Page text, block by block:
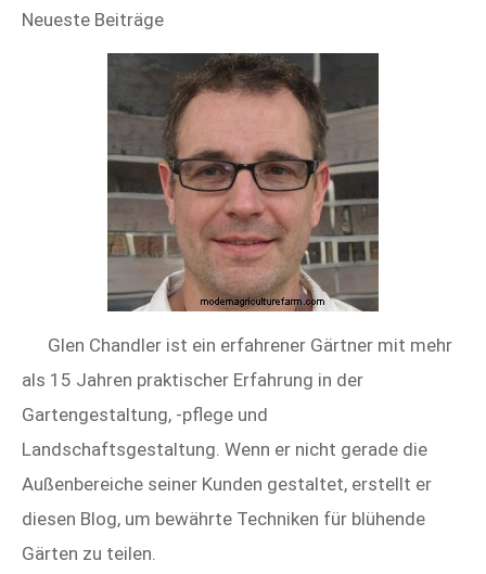
Neueste Beiträge
Glen Chandler ist ein erfahrener Gärtner mit mehr
als 15 Jahren praktischer Erfahrung in der
Gartengestaltung, -pflege und
Landschaftsgestaltung. Wenn er nicht gerade die
Außenbereiche seiner Kunden gestaltet, erstellt er
diesen Blog, um bewährte Techniken für blühende
Gärten zu teilen.